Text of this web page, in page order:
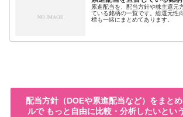
累進配当を、配当方針や株主還元
ている銘柄の一覧です。総還元性
標も一緒にまとめてあります。
配当方針（DOEや累進配当など）をまと
ルで もっと自由に比較・分析したいとい